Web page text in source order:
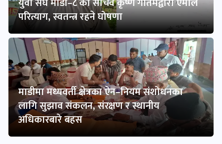
परित्याग, स्वतन्त्र रहने घोषणा
माडीमा मध्यवर्ती क्षेत्रका ऐन–नियम संशोधनका
लागि सुझाव संकलन, संरक्षण र स्थानीय
अधिकारबारे बहस